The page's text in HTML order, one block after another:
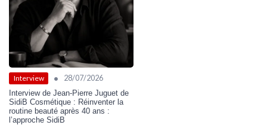
Interview • 28/07/2026
Interview de Jean-Pierre Juguet de
SidiB Cosmétique : Réinventer la
routine beauté après 40 ans :
l’approche SidiB